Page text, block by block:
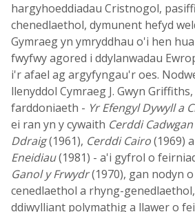
hargyhoeddiadau Cristnogol,
chenedlaethol, dymunent hefyd
Gymraeg yn ymryddhau o'i hen
fwyfwy agored i ddylanwadau
i'r afael ag argyfyngau'r oes.
llenyddol Cymraeg J. Gwyn
farddoniaeth - Yr Efengyl Dywyll a
ei ran yn y cywaith Cerddi Cadwgan
Ddraig(1961), Cerddi Cairo(1969) a
Eneidiau(1981) - a'i gyfrol o
Ganol y Frwydr(1970), gan nodyn
cenedlaethol a rhyng-
ddiwylliant polymathig a llawer o